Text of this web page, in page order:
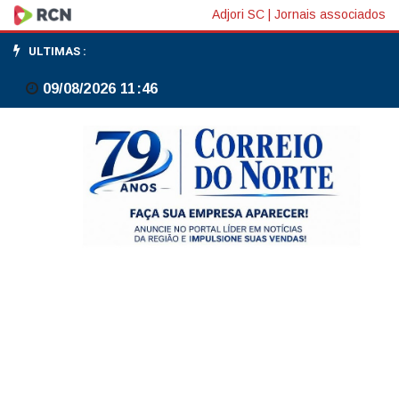
Motorista
sem
carteira
estacionados
Adjori SC Jornais associados
ULTIMAS :
09/08/2026 11:46